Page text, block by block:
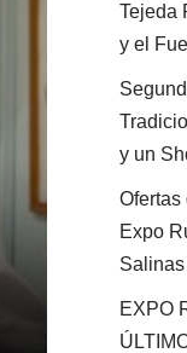
Tejeda
y el
y un
Ofertas
Expo
Salinas
EXPO